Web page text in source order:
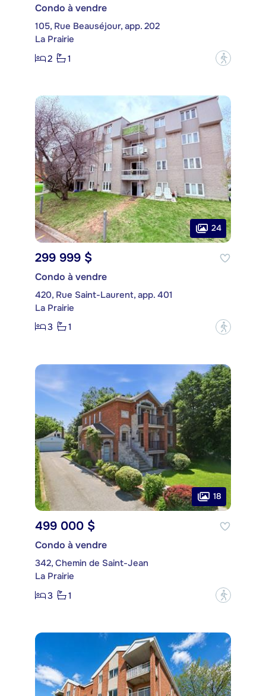
Condo à vendre
105, Rue Beauséjour, app. 202
La Prairie
2
1 ?
24
299 999 $
Condo à vendre
420, Rue Saint-Laurent, app. 401
La Prairie
3
1 ?
18
499 000 $
Condo à vendre
342, Chemin de Saint-Jean
La Prairie
3
1 ?